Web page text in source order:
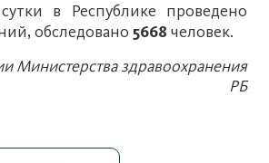
в Республике проведено
обследовано 5668 человек.
Министерства здравоохранения
РБ